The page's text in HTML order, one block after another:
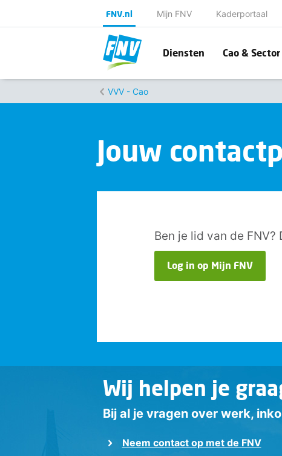
FNV.nl Mijn FNV Kaderportaal
Diensten Cao & Sector
VVV - Cao
Jouw
Ben je lid van de
Log in op Mijn FNV
Wij helpen je
Bij al je vragen over werk,
Neem contact op met de FNV